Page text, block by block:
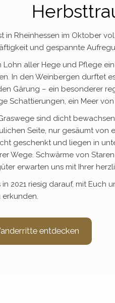
in Rheinhessen im Oktober
und gespannte
Lohn aller Hege und Pflege
In den Weinbergen durftet
Gärung – ein besonderer
Schattierungen, ein Meer
sind dicht
Seite, nur gesäumt von
geschenkt und liegen in
Wege. Schwärme von
erwarten uns mit Ihrer
2021 riesig darauf, mit
erkunden.
entdecken